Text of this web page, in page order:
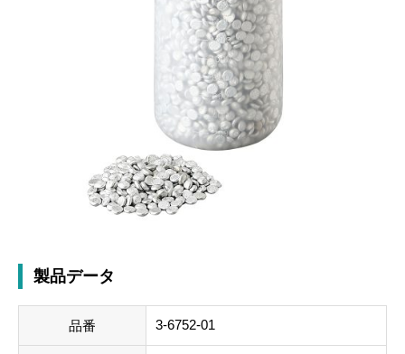
製品データ
品番 3-6752-01